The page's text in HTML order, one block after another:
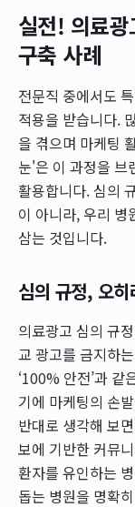
실전! 의료
구축 사례
전문직 중에서도
적용을 받습니다.
을 겪으며 마케팅
눈'은 이 과정을 브
활용합니다. 심의
이 아니라, 우리 병
삼는 것입니다.
심의 규정, 오
의료광고 심의 규
교 광고를 금지하
‘100% 안전’과 같
기에 마케팅의 손
반대로 생각해 보
보에 기반한 커뮤
환자를 유인하는
돕는 병원을 명확